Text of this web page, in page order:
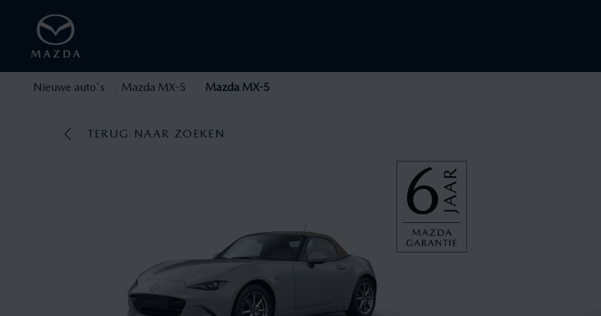
Nieuwe auto's Mazda MX-5 Mazda MX-5
TERUG NAAR ZOEKEN